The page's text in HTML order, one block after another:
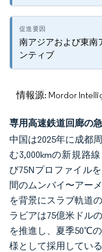
南アジアおよび東南
ンティブ
情報源: Mordor
専用高速鉄道回廊の
中国は2025年に成都
む3,000kmの新規路
び75Nプロファイル
間のムンバイ〜アー
を背景にスラブ軌道
ラビアは75億米ドル
を推進し、夏季50℃
様として採用している